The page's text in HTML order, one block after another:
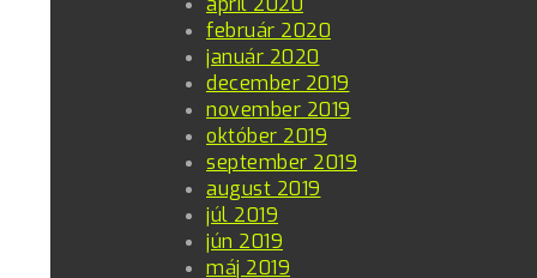
február 2020
január 2020
december 2019
november 2019
október 2019
september 2019
august 2019
júl 2019
jún 2019
máj 2019